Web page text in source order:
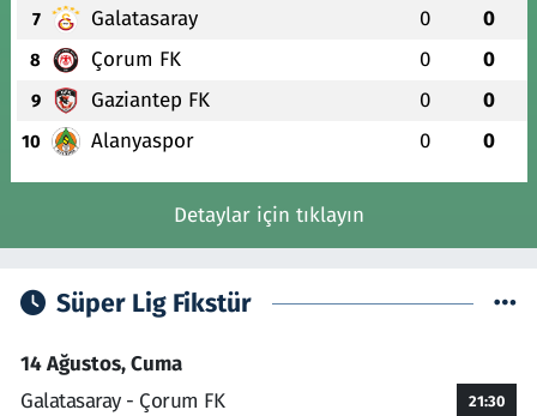
7 Galatasaray 0 0
8 Çorum FK 0 0
9 Gaziantep FK 0 0
10 Alanyaspor 0 0
Detaylar için tıklayın
Süper Lig Fikstür
14 Ağustos, Cuma
Galatasaray - Çorum FK
21:30